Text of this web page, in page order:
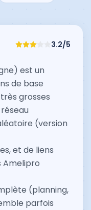
3.2/5
est un
de base
grosses
(version
et de liens
Amelipro
(planning,
parfois